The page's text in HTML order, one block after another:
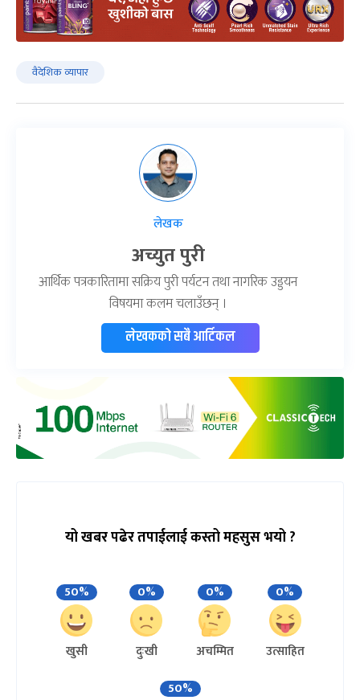
वैदेशिक व्यापार
लेखक
अच्युत पुरी
आर्थिक पत्रकारितामा सक्रिय पुरी पर्यटन तथा नागरिक उड्डयन
विषयमा कलम चलाउँछन् ।
लेखकको सबै आर्टिकल
यो खबर पढेर तपाईलाई कस्तो महसुस भयो ?
50%
खुसी
0%
दुःखी
0%
अचम्मित
0%
उत्साहित
50%